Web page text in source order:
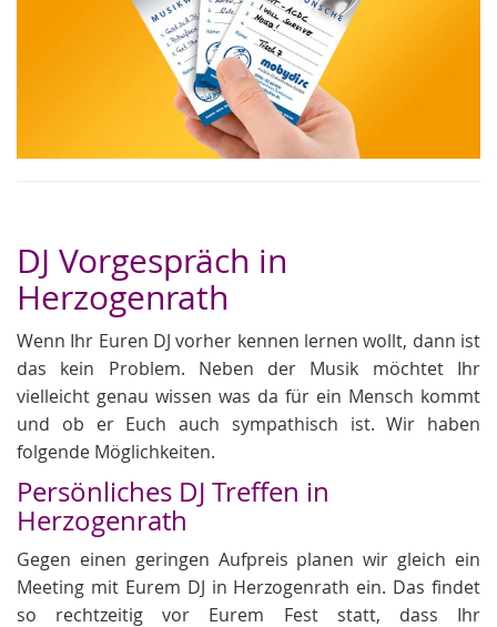
DJ Vorgespräch in
Herzogenrath
Wenn Ihr Euren DJ vorher kennen lernen wollt, dann ist
das kein Problem. Neben der Musik möchtet Ihr
vielleicht genau wissen was da für ein Mensch kommt
und ob er Euch auch sympathisch ist. Wir haben
folgende Möglichkeiten.
Persönliches DJ Treffen in
Herzogenrath
Gegen einen geringen Aufpreis planen wir gleich ein
Meeting mit Eurem DJ in Herzogenrath ein. Das findet
so rechtzeitig vor Eurem Fest statt, dass Ihr